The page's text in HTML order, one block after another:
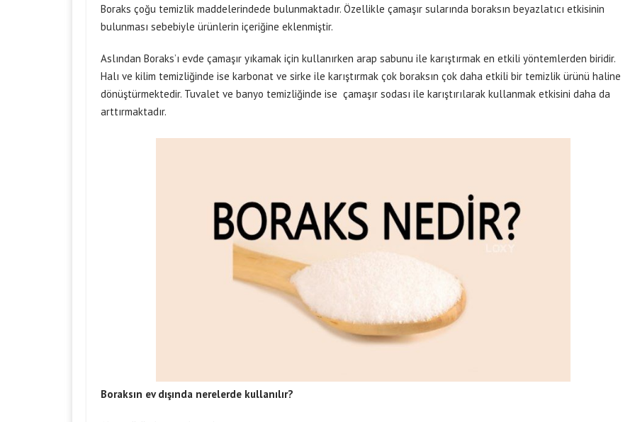
Boraks çoğu temizlik maddelerindede bulunmaktadır. Özellikle çamaşır sularında boraksın beyazlatıcı etkisinin
bulunması sebebiyle ürünlerin içeriğine eklenmiştir.
Aslından Boraks’ı evde çamaşır yıkamak için kullanırken arap sabunu ile karıştırmak en etkili yöntemlerden biridir.
Halı ve kilim temizliğinde ise karbonat ve sirke ile karıştırmak çok boraksın çok daha etkili bir temizlik ürünü haline
dönüştürmektedir. Tuvalet ve banyo temizliğinde ise çamaşır sodası ile karıştırılarak kullanmak etkisini daha da
arttırmaktadır.
Boraksın ev dışında nerelerde kullanılır?